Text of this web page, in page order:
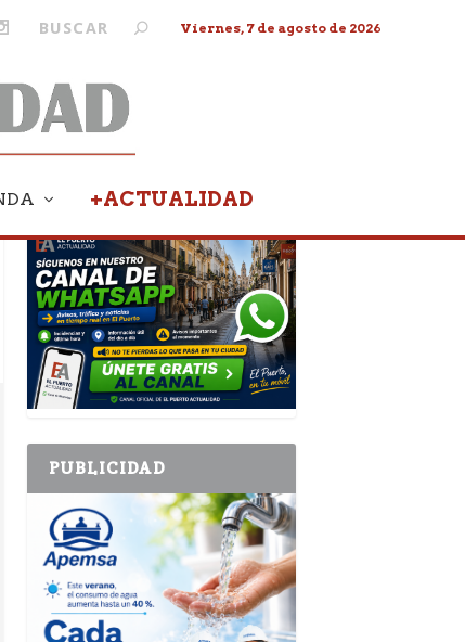
Viernes, 7 de agosto de 2026
+ACTUALIDAD
PUBLICIDAD
PUBLICIDAD